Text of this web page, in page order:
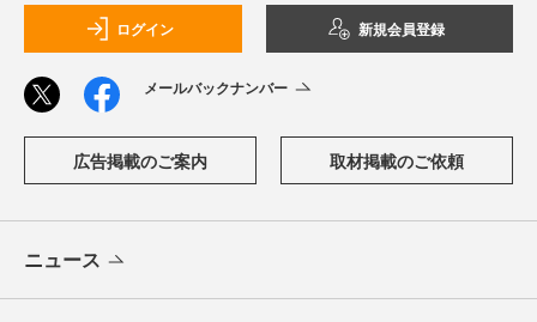
ログイン 新規会員登録
メールバックナンバー
広告掲載のご案内 取材掲載のご依頼
ニュース